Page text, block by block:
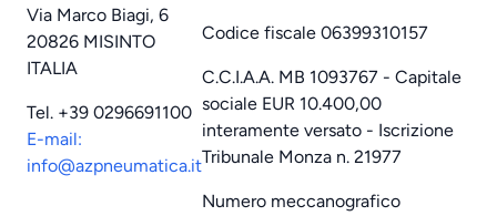
Via Marco Biagi, 6
20826 MISINTO
ITALIA
Tel. +39 0296691100
E-mail:
info@azpneumatica.it
Codice fiscale 06399310157
C.C.I.A.A. MB 1093767 - Capitale
sociale EUR 10.400,00
interamente versato - Iscrizione
Tribunale Monza n. 21977
Numero meccanografico